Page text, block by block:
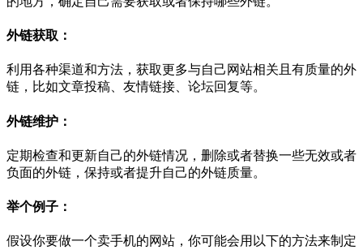
外链获取：
利用各种渠道和方法，获取更多与自己网站相关且有质量的外
链，比如文章投稿、友情链接、论坛回复等。
外链维护：
定期检查和更新自己的外链情况，删除或者替换一些无效或者
负面的外链，保持或者提升自己的外链质量。
举个例子：
假设你要做一个卖手机的网站，你可能会用以下的方法来制定